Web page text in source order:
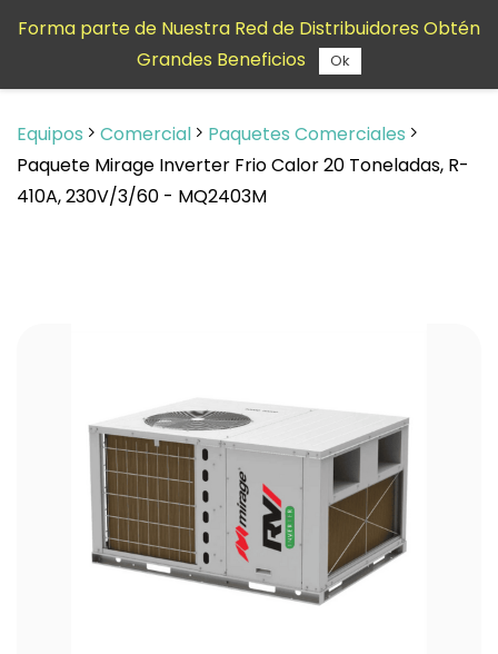
contenido
Equipos Comercial
Paquetes Comerciales
Paquete Mirage Inverter Frio Calor 20 Toneladas, R-
410A, 230V/3/60 - MQ2403M
Forma parte de Nuestra Red de Distribuidores Obtén
Grandes Beneficios
Ok